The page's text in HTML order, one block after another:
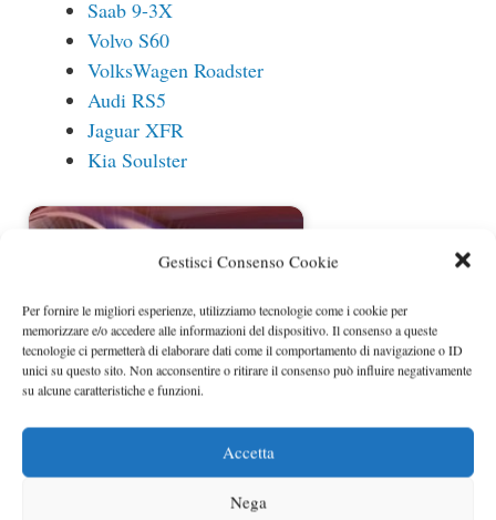
Gestisci Consenso Cookie
Per fornire le migliori esperienze, utilizziamo tecnologie come i cookie per
memorizzare e/o accedere alle informazioni del dispositivo. Il consenso a queste
tecnologie ci permetterà di elaborare dati come il comportamento di navigazione o ID
unici su questo sito. Non acconsentire o ritirare il consenso può influire negativamente
su alcune caratteristiche e funzioni.
Accetta
Nega
Saab 9-3X
Volvo S60
VolksWagen Roadster
Audi RS5
Jaguar XFR
Kia Soulster
Salone di New York: dal 10 al 19